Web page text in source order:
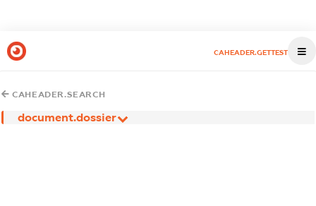
CAHEADER.GETTEST
CAHEADER.SEARCH
document.dossier